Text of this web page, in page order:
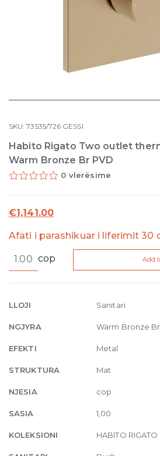
SKU:73535/726 GESSI
Habito Rigato Two outlet
Warm Bronze Br PVD
0 vlerësime
€1,141.00
Afati i parashikuar i liferimit 30
Rigato
thermostatic
726
Warm
Br
PVD
cop Add
LLOJI Sanitari
NGJYRA Warm Bronze
EFEKTI Metal
STRUKTURA Mat
NJESIA cop
SASIA 1,00
KOLEKSIONI HABITO RIGATO